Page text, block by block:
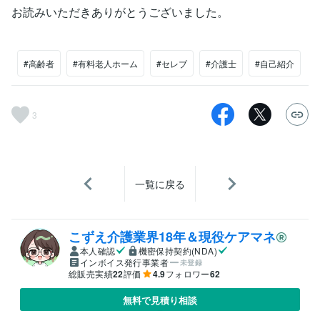
お読みいただきありがとうございました。
#高齢者 #有料老人ホーム #セレブ #介護士 #自己紹介
3
一覧に戻る
こずえ介護業界18年＆現役ケアマネ
本人確認
機密保持契約(NDA)
インボイス発行事業者
未登録
総販売実績22評価 4.9フォロワー62
無料で見積り相談